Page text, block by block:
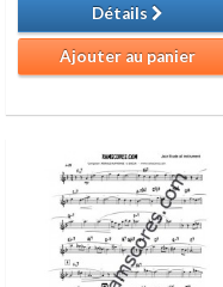
Détails
Ajouter au panier